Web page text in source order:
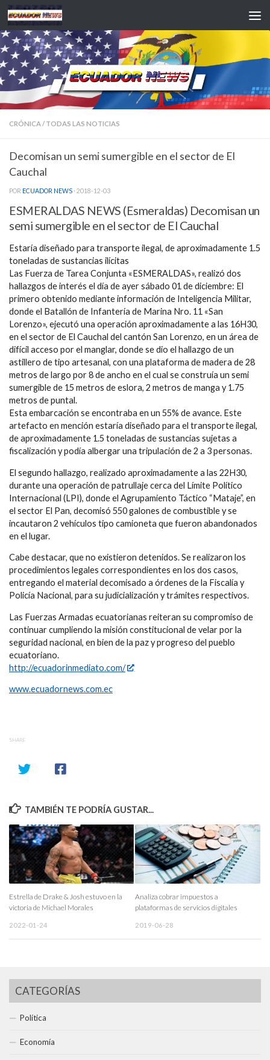
Saltar al contenido
CRÓNICA/ TODAS LAS NOTICIAS
Decomisan un semi sumergible en el sector de El
Cauchal
POR ECUADOR NEWS · 2018-12-03
ESMERALDAS NEWS (Esmeraldas) Decomisan un
semi sumergible en el sector de El Cauchal
Estaría diseñado para transporte ilegal, de aproximadamente 1.5
toneladas de sustancias ilícitas
Las Fuerza de Tarea Conjunta «ESMERALDAS», realizó dos
hallazgos de interés el día de ayer sábado 01 de diciembre: El
primero obtenido mediante información de Inteligencia Militar,
donde el Batallón de Infantería de Marina Nro. 11 «San
Lorenzo», ejecutó una operación aproximadamente a las 16H30,
en el sector de El Cauchal del cantón San Lorenzo, en un área de
difícil acceso por el manglar, donde se dio el hallazgo de un
astillero de tipo artesanal, con una plataforma de madera de 28
metros de largo por 8 de ancho en el cual se construía un semi
sumergible de 15 metros de eslora, 2 metros de manga y 1.75
metros de puntal.
Esta embarcación se encontraba en un 55% de avance. Este
artefacto en mención estaría diseñado para el transporte ilegal,
de aproximadamente 1.5 toneladas de sustancias sujetas a
fiscalización y podía albergar una tripulación de 2 a 3 personas.
El segundo hallazgo, realizado aproximadamente a las 22H30,
durante una operación de patrullaje cerca del Límite Político
Internacional (LPI), donde el Agrupamiento Táctico “Mataje”, en
el sector El Pan, decomisó 550 galones de combustible y se
incautaron 2 vehículos tipo camioneta que fueron abandonados
en el lugar.
Cabe destacar, que no existieron detenidos. Se realizaron los
procedimientos legales correspondientes en los dos casos,
entregando el material decomisado a órdenes de la Fiscalía y
Policía Nacional, para su judicialización y trámites respectivos.
Las Fuerzas Armadas ecuatorianas reiteran su compromiso de
continuar cumpliendo la misión constitucional de velar por la
seguridad nacional, en bien de la paz y progreso del pueblo
ecuatoriano.
http://ecuadorinmediato.com/
www.ecuadornews.com.ec
SHARE
TAMBIÉN TE PODRÍA GUSTAR...
Estrella de Drake & Josh estuvo en la
victoria de Michael Morales
2022-01-24
Analiza cobrar impuestos a
plataformas de servicios digitales
2019-06-28
CATEGORÍAS
Política
Economía